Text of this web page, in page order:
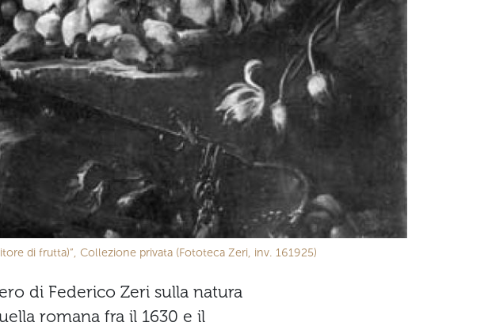
di frutta)”, Collezione privata (Fototeca Zeri, inv. 161925)
di Federico Zeri sulla natura
romana fra il 1630 e il